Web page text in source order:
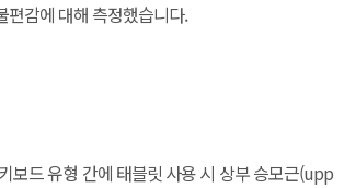
편감에 대해 측정했습니다.
보드 유형 간에 태블릿 사용 시 상부 승모근(upp